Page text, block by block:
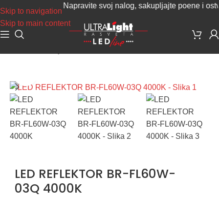
Skip to navigation
Skip to main content
Napravite svoj nalog, sakupljajte poene i
LED REFLEKTOR BR-FL60W-
03Q 4000K